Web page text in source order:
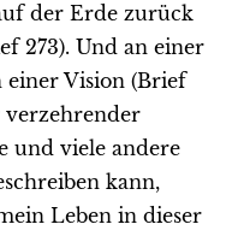
der Erde zurück
273). Und an einer
einer Vision (Brief
verzehrender
und viele andere
kann,
Leben in dieser